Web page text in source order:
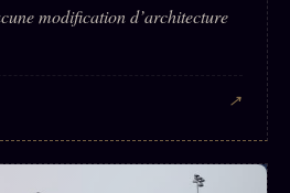
modification d’architecture
↗